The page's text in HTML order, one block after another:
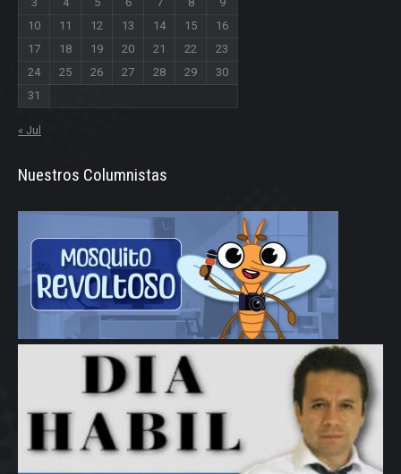
10
11 12 13 14 15
16
17
18 19 20 21 22
23
24
25 26 27 28 29
30
31
« Jul
Nuestros Columnistas